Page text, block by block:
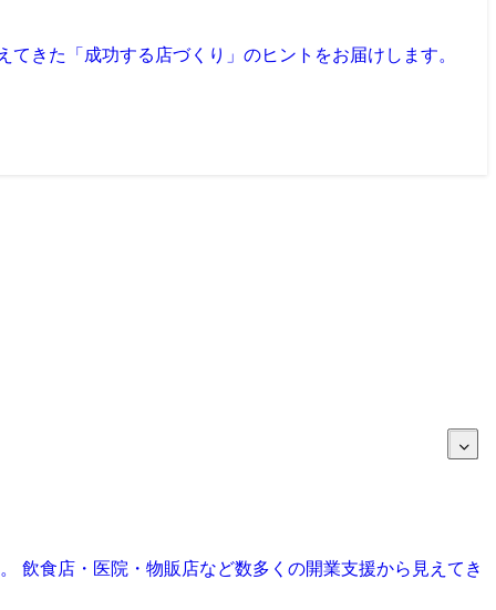
きた「成功する店づくり」のヒントをお届けします。
飲食店・医院・物販店など数多くの開業支援から見えてき